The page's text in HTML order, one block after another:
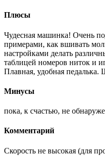
Плюсы
Чудесная машинка! Очень
примерами, как вшивать
настройками делать
таблицей номеров ниток и
Плавная, удобная педалька.
Минусы
пока, к счастью, не
Комментарий
Скорость не высокая (для